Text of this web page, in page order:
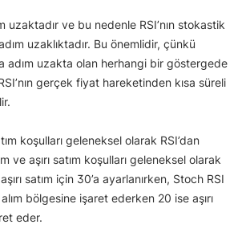
uzaktadır ve bu nedenle RSI’nın stokastik
uzaklıktadır. Bu önemlidir, çünkü
adım uzakta olan herhangi bir göstergede
gerçek fiyat hareketinden kısa süreli
koşulları geleneksel olarak RSI’dan
ve aşırı satım koşulları geleneksel olarak
satım için 30’a ayarlanırken, Stoch RSI
bölgesine işaret ederken 20 ise aşırı
eder.